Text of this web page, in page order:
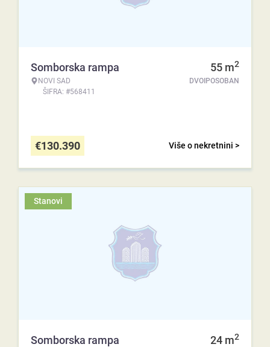
Somborska rampa
NOVI SAD
ŠIFRA: #568411
55 m2
DVOIPOSOBAN
Više o nekretnini >
€130.390
Stanovi
Somborska rampa 24 m2